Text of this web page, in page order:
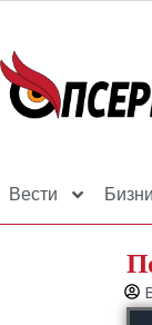
Вести